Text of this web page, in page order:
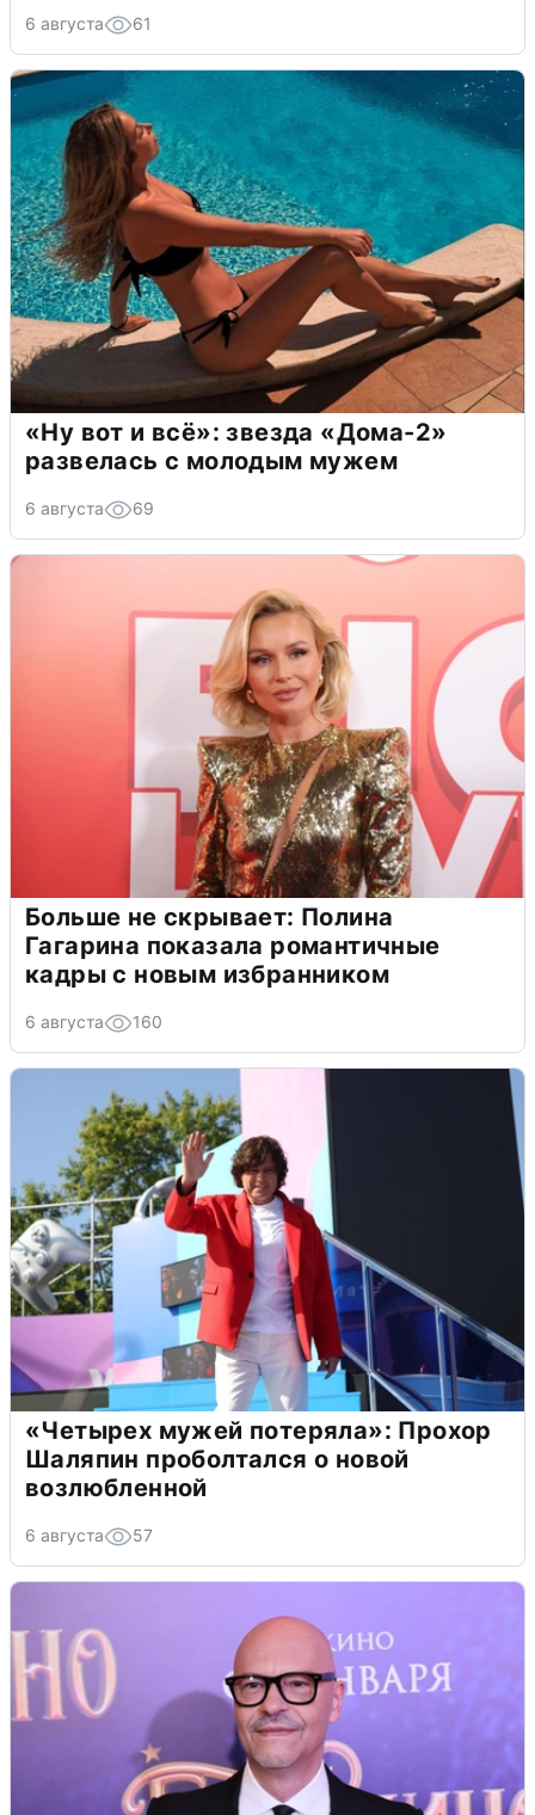
6 августа 61
«Ну вот и всё»: звезда «Дома-2»
развелась с молодым мужем
6 августа 69
Больше не скрывает: Полина
Гагарина показала романтичные
кадры с новым избранником
6 августа 160
«Четырех мужей потеряла»: Прохор
Шаляпин проболтался о новой
возлюбленной
6 августа 57